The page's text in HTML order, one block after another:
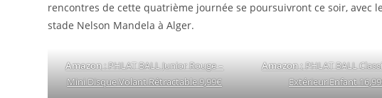
rencontres de cette quatrième journée se poursuivront ce soir, avec
stade Nelson Mandela à Alger.
Amazon: PHLAT BALL Junior Rouge –
Mini Disque Volant Rétractable 9,99€
Amazon :PHLAT BALL
Extérieur Enfant